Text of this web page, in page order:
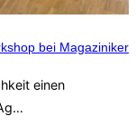
bei Magaziniker
einen